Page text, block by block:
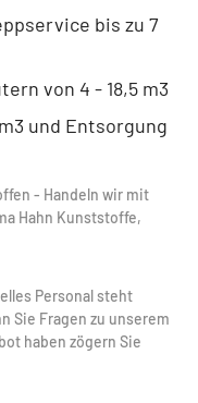
bis zu 7
von 4 - 18,5 m3
und Entsorgung
- Handeln wir mit
Hahn Kunststoffe,
Personal steht
Sie Fragen zu unserem
haben zögern Sie